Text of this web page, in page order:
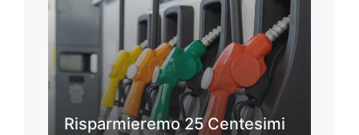
Risparmieremo 25 Centesimi